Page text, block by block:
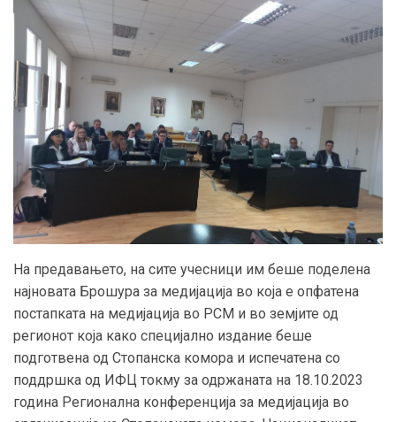
На предавањето, на сите учесници им беше поделена
најновата Брошура за медијација во која е опфатена
постапката на медијација во РСМ и во земјите од
регионот која како специјално издание беше
подготвена од Стопанска комора и испечатена со
поддршка од ИФЦ токму за одржаната на 18.10.2023
година Регионална конференција за медијација во